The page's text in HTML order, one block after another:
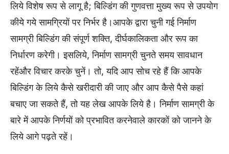
लिये विशेष रूप से लागू है; बिल्डिंग की गुणवत्ता मुख्य रूप से उपयोग
कीये गये सामग्रियों पर निर्भर है।आपके द्वारा चुनी गई निर्माण
सामग्री बिल्डिंग की संपूर्ण शक्ति, दीर्घकालिकता और रूप का
निर्धारण करेगी। इसलिये, निर्माण सामग्री चुनते समय सावधान
रहेंऔर विचार करके चुनें। तो, यदि आप सोच रहे हैं कि आपके
बिल्डिंग के लिये कैसे खरीदारी की जाए और आप कैसे पैसे कहां
बचाए जा सकते हैं, तो यह लेख आपके लिये है। निर्माण सामग्री के
बारे में आपके निर्णयों को प्रभावित करनेवाले कारकों को जानने के
लिये आगे पढ़ते रहें।